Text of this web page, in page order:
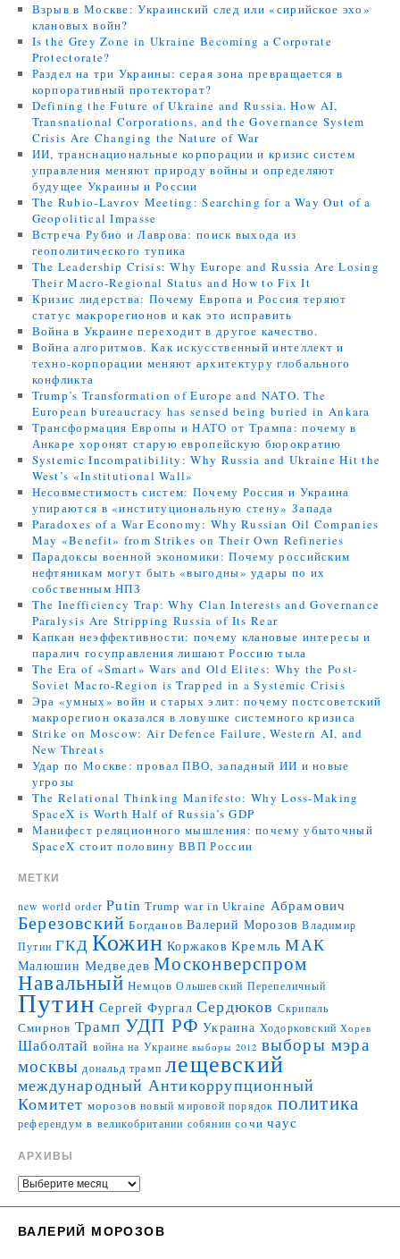
Взрыв в Москве: Украинский след или «сирийское эхо»
клановых войн?
Is the Grey Zone in Ukraine Becoming a Corporate
Protectorate?
Раздел на три Украины: серая зона превращается в
корпоративный протекторат?
Defining the Future of Ukraine and Russia. How AI,
Transnational Corporations, and the Governance System
Crisis Are Changing the Nature of War
ИИ, транснациональные корпорации и кризис систем
управления меняют природу войны и определяют
будущее Украины и России
The Rubio-Lavrov Meeting: Searching for a Way Out of a
Geopolitical Impasse
Встреча Рубио и Лаврова: поиск выхода из
геополитического тупика
The Leadership Crisis: Why Europe and Russia Are Losing
Their Macro-Regional Status and How to Fix It
Кризис лидерства: Почему Европа и Россия теряют
статус макрорегионов и как это исправить
Война в Украине переходит в другое качество.
Война алгоритмов. Как искусственный интеллект и
техно-корпорации меняют архитектуру глобального
конфликта
Trump’s Transformation of Europe and NATO. The
European bureaucracy has sensed being buried in Ankara
Трансформация Европы и НАТО от Трампа: почему в
Анкаре хоронят старую европейскую бюрократию
Systemic Incompatibility: Why Russia and Ukraine Hit the
West’s «Institutional Wall»
Несовместимость систем: Почему Россия и Украина
упираются в «институциональную стену» Запада
Paradoxes of a War Economy: Why Russian Oil Companies
May «Benefit» from Strikes on Their Own Refineries
Парадоксы военной экономики: Почему российским
нефтяникам могут быть «выгодны» удары по их
собственным НПЗ
The Inefficiency Trap: Why Clan Interests and Governance
Paralysis Are Stripping Russia of Its Rear
Капкан неэффективности: почему клановые интересы и
паралич госуправления лишают Россию тыла
The Era of «Smart» Wars and Old Elites: Why the Post-
Soviet Macro-Region is Trapped in a Systemic Crisis
Эра «умных» войн и старых элит: почему постсоветский
макрорегион оказался в ловушке системного кризиса
Strike on Moscow: Air Defence Failure, Western AI, and
New Threats
Удар по Москве: провал ПВО, западный ИИ и новые
угрозы
The Relational Thinking Manifesto: Why Loss-Making
SpaceX is Worth Half of Russia’s GDP
Манифест реляционного мышления: почему убыточный
SpaceX стоит половину ВВП России
МЕТКИ
new world order Putin Trump war in Ukraine Абрамович
Березовский Богданов Валерий Морозов Владимир
Путин ГКД Кожин Коржаков Кремль МАК
Малюшин Медведев Москонверспром
Навальный Немцов Ольшевский Перепеличный
Путин Сергей Фургал Сердюков Скрипаль
Смирнов Трамп УДП РФ Украина Ходорковский Хорев
Шаболтай война на Украине выборы 2012 выборы мэра
москвы дональд трамп лещевский
международный Антикоррупционный
Комитет морозов новый мировой порядок политика
референдум в великобритании собянин сочи чаус
АРХИВЫ
ВАЛЕРИЙ МОРОЗОВ